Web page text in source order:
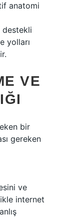
anatomi
destekli
yolları
VE
bir
gereken
ve
internet